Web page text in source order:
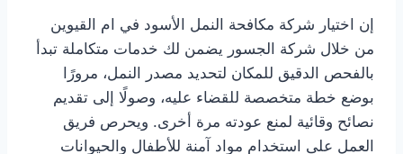
إن اختيار شركة مكافحة النمل الأسود في ام القيوين
من خلال شركة الجسور يضمن لك خدمات متكاملة تبدأ
بالفحص الدقيق للمكان لتحديد مصدر النمل، مرورًا
بوضع خطة متخصصة للقضاء عليه، وصولًا إلى تقديم
نصائح وقائية لمنع عودته مرة أخرى. ويحرص فريق
العمل على استخدام مواد آمنة للأطفال والحيوانات